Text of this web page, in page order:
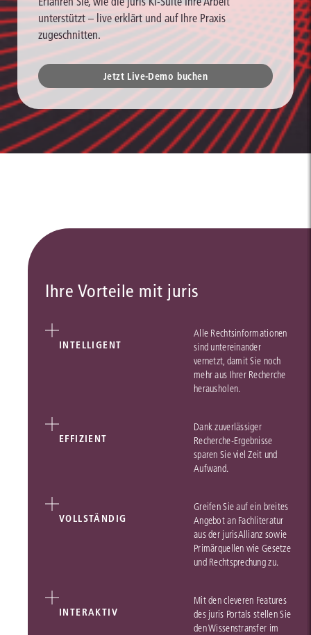
unterstützt – live erklärt und auf Ihre Praxis
zugeschnitten.
Jetzt Live-Demo buchen
Ihre Vorteile mit juris
INTELLIGENT
Alle Rechtsinformationen
sind untereinander
vernetzt, damit Sie noch
mehr aus Ihrer Recherche
herausholen.
EFFIZIENT
Dank zuverlässiger
Recherche-Ergebnisse
sparen Sie viel Zeit und
Aufwand.
VOLLSTÄNDIG
Greifen Sie auf ein breites
Angebot an Fachliteratur
aus der jurisAllianz sowie
Primärquellen wie Gesetze
und Rechtsprechung zu.
INTERAKTIV
Mit den cleveren Features
des juris Portals stellen Sie
den Wissenstransfer im